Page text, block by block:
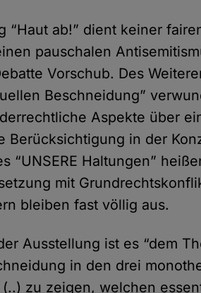
“Haut ab!” dient keiner
pauschalen
Vorschub. Des
Beschneidung”
Aspekte über
Berücksichtigung in der
“UNSERE Haltungen”
mit
bleiben fast völlig aus.
Ausstellung ist es “dem
in den drei
zu zeigen, welchen